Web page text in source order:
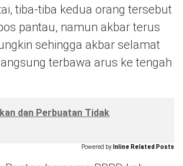
tiba-tiba kedua orang tersebut
pantau, namun akbar terus
sehingga akbar selamat
terbawa arus ke tengah
dan Perbuatan Tidak
Powered by Inline Related Posts